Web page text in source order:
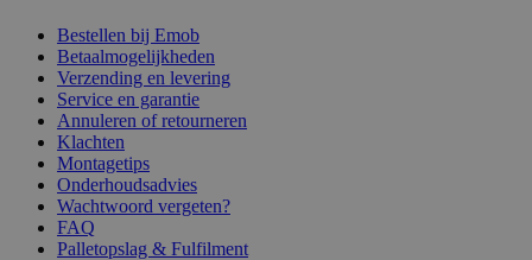
Bestellen bij Emob
Betaalmogelijkheden
Verzending en levering
Service en garantie
Annuleren of retourneren
Klachten
Montagetips
Onderhoudsadvies
Wachtwoord vergeten?
FAQ
Palletopslag & Fulfilment